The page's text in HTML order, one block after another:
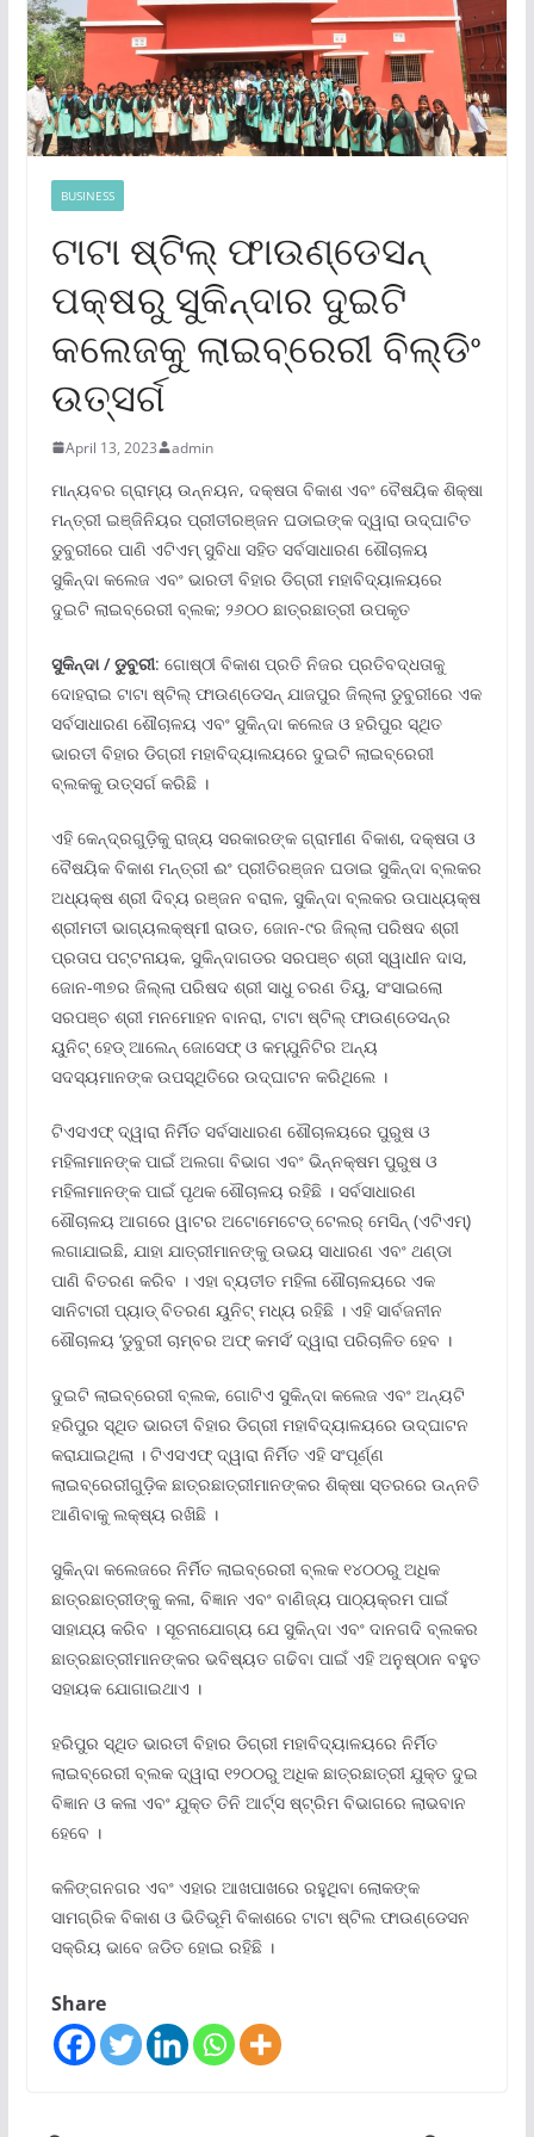
BUSINESS
ଟାଟା ଷ୍ଟିଲ୍ ଫାଉଣ୍ଡେସନ୍
ପକ୍ଷରୁ ସୁକିନ୍ଦାର ଦୁଇଟି
କଲେଜକୁ ଲାଇବ୍ରେରୀ ବିଲ୍ଡିଂ
ଉତ୍ସର୍ଗ
April 13, 2023 admin
ମାନ୍ୟବର ଗ୍ରାମ୍ୟ ଉନ୍ନୟନ, ଦକ୍ଷତା ବିକାଶ ଏବଂ ବୈଷୟିକ ଶିକ୍ଷା
ମନ୍ତ୍ରୀ ଇଞ୍ଜିନିୟର ପ୍ରୀତୀରଞ୍ଜନ ଘଡାଇଙ୍କ ଦ୍ୱାରା ଉଦ୍‌ଘାଟିତ
ଡୁବୁରୀରେ ପାଣି ଏଟିଏମ୍ ସୁବିଧା ସହିତ ସର୍ବସାଧାରଣ ଶୌଚାଳୟ
ସୁକିନ୍ଦା କଲେଜ ଏବଂ ଭାରତୀ ବିହାର ଡିଗ୍ରୀ ମହାବିଦ୍ୟାଳୟରେ
ଦୁଇଟି ଲାଇବ୍ରେରୀ ବ୍ଲକ; ୨୬୦୦ ଛାତ୍ରଛାତ୍ରୀ ଉପକୃତ
ସୁକିନ୍ଦା / ଡୁବୁରୀ: ଗୋଷ୍ଠୀ ବିକାଶ ପ୍ରତି ନିଜର ପ୍ରତିବଦ୍ଧତାକୁ
ଦୋହରାଇ ଟାଟା ଷ୍ଟିଲ୍ ଫାଉଣ୍ଡେସନ୍ ଯାଜପୁର ଜିଲ୍ଲା ଡୁବୁରୀରେ ଏକ
ସର୍ବସାଧାରଣ ଶୌଚାଳୟ ଏବଂ ସୁକିନ୍ଦା କଲେଜ ଓ ହରିପୁର ସ୍ଥିତ
ଭାରତୀ ବିହାର ଡିଗ୍ରୀ ମହାବିଦ୍ୟାଲୟରେ ଦୁଇଟି ଲାଇବ୍ରେରୀ
ବ୍ଲକକୁ ଉତ୍ସର୍ଗ କରିଛି ।
ଏହି କେନ୍ଦ୍ରଗୁଡ଼ିକୁ ରାଜ୍ୟ ସରକାରଙ୍କ ଗ୍ରାମୀଣ ବିକାଶ, ଦକ୍ଷତା ଓ
ବୈଷୟିକ ବିକାଶ ମନ୍ତ୍ରୀ ଈଂ ପ୍ରୀତିରଞ୍ଜନ ଘଡାଇ ସୁକିନ୍ଦା ବ୍ଲକର
ଅଧ୍ୟକ୍ଷ ଶ୍ରୀ ଦିବ୍ୟ ରଞ୍ଜନ ବରାଳ, ସୁକିନ୍ଦା ବ୍ଲକର ଉପାଧ୍ୟକ୍ଷ
ଶ୍ରୀମତୀ ଭାଗ୍ୟଲକ୍ଷ୍ମୀ ରାଉତ, ଜୋନ-୯ର ଜିଲ୍ଲା ପରିଷଦ ଶ୍ରୀ
ପ୍ରତାପ ପଟ୍ଟନାୟକ, ସୁକିନ୍ଦାଗଡର ସରପଞ୍ଚ ଶ୍ରୀ ସ୍ୱାଧୀନ ଦାସ,
ଜୋନ-୩୭ର ଜିଲ୍ଲା ପରିଷଦ ଶ୍ରୀ ସାଧୁ ଚରଣ ତିୟୁ, ସଂସାଇଲୋ
ସରପଞ୍ଚ ଶ୍ରୀ ମନମୋହନ ବାନରା, ଟାଟା ଷ୍ଟିଲ୍ ଫାଉଣ୍ଡେସନ୍‌ର
ୟୁନିଟ୍ ହେଡ୍ ଆଲେନ୍ ଜୋସେଫ୍ ଓ କମ୍‌ଯୁନିଟିର ଅନ୍ୟ
ସଦସ୍ୟମାନଙ୍କ ଉପସ୍ଥିତିରେ ଉଦ୍‌ଘାଟନ କରିଥିଲେ ।
ଟିଏସଏଫ୍ ଦ୍ୱାରା ନିର୍ମିତ ସର୍ବସାଧାରଣ ଶୌଚାଳୟରେ ପୁରୁଷ ଓ
ମହିଳାମାନଙ୍କ ପାଇଁ ଅଲଗା ବିଭାଗ ଏବଂ ଭିନ୍ନକ୍ଷମ ପୁରୁଷ ଓ
ମହିଳାମାନଙ୍କ ପାଇଁ ପୃଥକ ଶୌଚାଳୟ ରହିଛି । ସର୍ବସାଧାରଣ
ଶୌଚାଳୟ ଆଗରେ ୱାଟର ଅଟୋମେଟେଡ୍ ଟେଲର୍ ମେସିନ୍ (ଏଟିଏମ୍‌)
ଲଗାଯାଇଛି, ଯାହା ଯାତ୍ରୀମାନଙ୍କୁ ଉଭୟ ସାଧାରଣ ଏବଂ ଥଣ୍ଡା
ପାଣି ବିତରଣ କରିବ । ଏହା ବ୍ୟତୀତ ମହିଳା ଶୌଚାଳୟରେ ଏକ
ସାନିଟାରୀ ପ୍ୟାଡ୍ ବିତରଣ ୟୁନିଟ୍ ମଧ୍ୟ ରହିଛି । ଏହି ସାର୍ବଜନୀନ
ଶୌଚାଳୟ ‘ଡୁବୁରୀ ଚାମ୍ବର ଅଫ୍ କମର୍ସ’ ଦ୍ୱାରା ପରିଚାଳିତ ହେବ ।
ଦୁଇଟି ଲାଇବ୍ରେରୀ ବ୍ଲକ, ଗୋଟିଏ ସୁକିନ୍ଦା କଲେଜ ଏବଂ ଅନ୍ୟଟି
ହରିପୁର ସ୍ଥିତ ଭାରତୀ ବିହାର ଡିଗ୍ରୀ ମହାବିଦ୍ୟାଳୟରେ ଉଦ୍‌ଘାଟନ
କରାଯାଇଥିଲା । ଟିଏସଏଫ୍ ଦ୍ୱାରା ନିର୍ମିତ ଏହି ସଂପୂର୍ଣ୍ଣ
ଲାଇବ୍ରେରୀଗୁଡ଼ିକ ଛାତ୍ରଛାତ୍ରୀମାନଙ୍କର ଶିକ୍ଷା ସ୍ତରରେ ଉନ୍ନତି
ଆଣିବାକୁ ଲକ୍ଷ୍ୟ ରଖିଛି ।
ସୁକିନ୍ଦା କଲେଜରେ ନିର୍ମିତ ଲାଇବ୍ରେରୀ ବ୍ଲକ ୧୪୦୦ରୁ ଅଧିକ
ଛାତ୍ରଛାତ୍ରୀଙ୍କୁ କଳା, ବିଜ୍ଞାନ ଏବଂ ବାଣିଜ୍ୟ ପାଠ୍ୟକ୍ରମ ପାଇଁ
ସାହାଯ୍ୟ କରିବ । ସୂଚନାଯୋଗ୍ୟ ଯେ ସୁକିନ୍ଦା ଏବଂ ଦାନଗଦି ବ୍ଲକର
ଛାତ୍ରଛାତ୍ରୀମାନଙ୍କର ଭବିଷ୍ୟତ ଗଢିବା ପାଇଁ ଏହି ଅନୁଷ୍ଠାନ ବହୁତ
ସହାୟକ ଯୋଗାଇଥାଏ ।
ହରିପୁର ସ୍ଥିତ ଭାରତୀ ବିହାର ଡିଗ୍ରୀ ମହାବିଦ୍ୟାଳୟରେ ନିର୍ମିତ
ଲାଇବ୍ରେରୀ ବ୍ଲକ ଦ୍ୱାରା ୧୨୦୦ରୁ ଅଧିକ ଛାତ୍ରଛାତ୍ରୀ ଯୁକ୍ତ ଦୁଇ
ବିଜ୍ଞାନ ଓ କଳା ଏବଂ ଯୁକ୍ତ ତିନି ଆର୍ଟ୍ସ ଷ୍ଟ୍ରିମ ବିଭାଗରେ ଲାଭବାନ
ହେବେ ।
କଳିଙ୍ଗନଗର ଏବଂ ଏହାର ଆଖପାଖରେ ରହୁଥିବା ଲୋକଙ୍କ
ସାମଗ୍ରିକ ବିକାଶ ଓ ଭିତିଭୂମି ବିକାଶରେ ଟାଟା ଷ୍ଟିଲ ଫାଉଣ୍ଡେସନ
ସକ୍ରିୟ ଭାବେ ଜଡିତ ହୋଇ ରହିଛି ।
Share